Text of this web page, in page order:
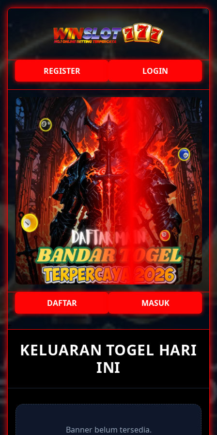
REGISTER LOGIN
DAFTAR MASUK